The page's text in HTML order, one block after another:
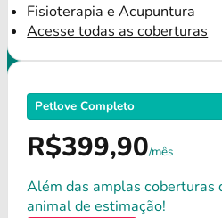
Fisioterapia e Acupuntura
Acesse todas as coberturas
Petlove Completo
R$399,90/mês
Além das amplas coberturas
animal de estimação!